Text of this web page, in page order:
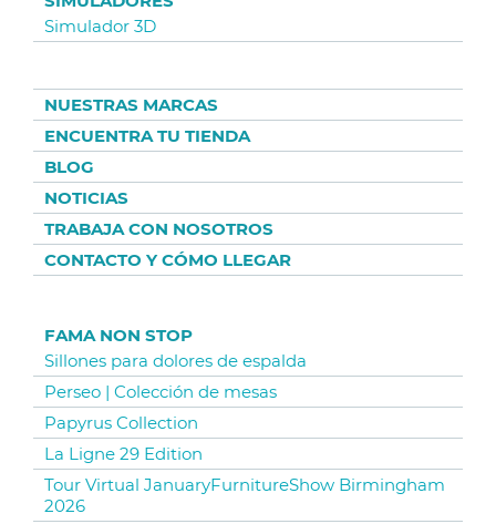
Simulador 3D
NUESTRAS MARCAS
ENCUENTRA TU TIENDA
BLOG
NOTICIAS
TRABAJA CON NOSOTROS
CONTACTO Y CÓMO LLEGAR
FAMA NON STOP
Sillones para dolores de espalda
Perseo | Colección de mesas
Papyrus Collection
La Ligne 29 Edition
Tour Virtual JanuaryFurnitureShow Birmingham
2026